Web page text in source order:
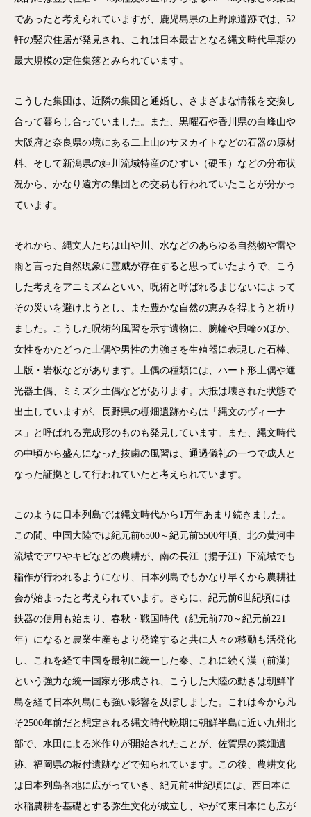
であったと考えられていますが、鹿児島県の上野原遺跡では、52
軒の竪穴住居が発見され、これは日本最古となる縄文時代早期の
最大規模の定住集落とみられています。
こうした集団は、近隣の集団と通婚し、さまざまな情報を交換し
合って暮らし合っていました。また、黒曜石や香川県の白峰山や
大阪府と奈良県の境にある二上山のサヌカイトなどの石器の原材
料、そして新潟県の姫川流域特産のひすい（硬玉）などの分布状
況から、かなり遠方の集団との交易も行われていたことが分かっ
ています。
それから、縄文人たちは山や川、水などのあらゆる自然物や雷や
雨と言った自然現象に霊威が存在すると思っていたようで、こう
した考えをアニミズムといい、呪術と呼ばれるまじないによって
その災いを避けようとし、また豊かな自然の恵みを得ようと祈り
ました。こうした呪術的風習を示す遺物に、腕輪や貝輪のほか、
女性をかたどった土偶や男性の力強さを生殖器に表現した石棒、
土版・岩板などがあります。土偶の種類には、ハート形土偶や遮
光器土偶、ミミズク土偶などがあります。大抵は壊された状態で
出土していますが、長野県の棚畑遺跡からは「縄文のヴィーナ
ス」と呼ばれる完成形のものも発見しています。また、縄文時代
の中頃から盛んになった抜歯の風習は、通過儀礼の一つで成人と
なった証拠として行われていたと考えられています。
このように日本列島では縄文時代から1万年あまり続きました。
この間、中国大陸では紀元前6500～紀元前5500年頃、北の黄河中
流域でアワやキビなどの農耕が、南の長江（揚子江）下流域でも
稲作が行われるようになり、日本列島でもかなり早くから農耕社
会が始まったと考えられています。さらに、紀元前6世紀頃には
鉄器の使用も始まり、春秋・戦国時代（紀元前770～紀元前221
年）になると農業生産もより発達すると共に人々の移動も活発化
し、これを経て中国を最初に統一した秦、これに続く漢（前漢）
という強力な統一国家が形成され、こうした大陸の動きは朝鮮半
島を経て日本列島にも強い影響を及ぼしました。これは今から凡
そ2500年前だと想定される縄文時代晩期に朝鮮半島に近い九州北
部で、水田による米作りが開始されたことが、佐賀県の菜畑遺
跡、福岡県の板付遺跡などで知られています。この後、農耕文化
は日本列島各地に広がっていき、紀元前4世紀頃には、西日本に
水稲農耕を基礎とする弥生文化が成立し、やがて東日本にも広が